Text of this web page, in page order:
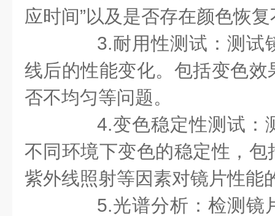
应时间”以及是否存在颜色恢
3.耐用性测试：测试
线后的性能变化。包括变色
否不均匀等问题。
4.变色稳定性测试：
不同环境下变色的稳定性，
紫外线照射等因素对镜片性能
5.光谱分析：检测镜